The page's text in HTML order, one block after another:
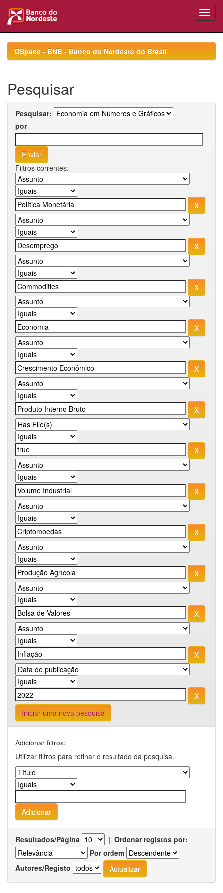
navigationDSpace - BNB - Banco do Nordeste do Brasil
Pesquisar
Pesquisar:
por
Filtros correntes:
Iniciar uma nova pesquisa
Adicionar filtros:
Utilizar filtros para refinar o resultado da pesquisa.
Resultados/Página | Ordenar registos por:
Por ordem
Autores/Registo